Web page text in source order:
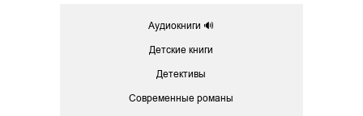
Аудиокниги 🔊
Детские книги
Детективы
Современные романы